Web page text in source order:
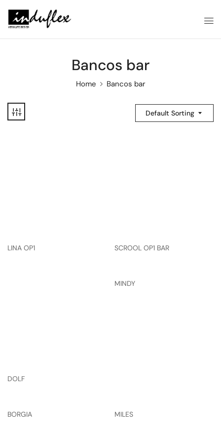
Bancos bar
Home Bancos bar
Default Sorting
LINA OP1 SCROOL OP1 BAR
DOLF
MINDY
BORGIA MILES